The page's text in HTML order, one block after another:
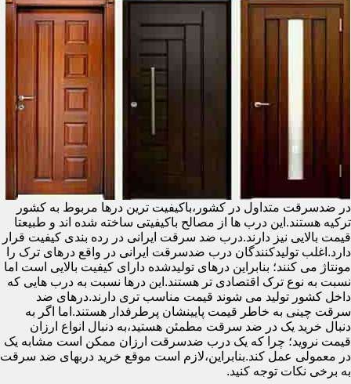
در ضدسرقت متداول در کشور،باکیفیت ترین درها مربوط به کشور
ترکیه هستند.این درب ها از مصالح باکیفیتی ساخته شده اند و طبیعتا
قیمت بالایی نیز دارند.درب ضد سرقت ایرانی در رده بندی کیفیت قرار
دارد.اغلب تولیدکنندگان درب ضدسرقت ایرانی در واقع درهای ترک را
مونتاژ می کنند؛ بنابراین درهای تولیدشده دارای کیفیت بالایی است اما
نسبت به نوع ترک اقتصادی تر هستند.این درها نسبت به درب هایی که
داخل کشور تولید می شوند قیمت مناسب تری دارند.درهای ضد
سرقت چینی به خاطر قیمت پایینشان پرطرفدار هستند.اما اگر به
دنبال خرید یک در ضد سرقت مطمئن هستید،به دنبال انواع ارزان
قیمت نروید؛ چرا که یک درب ضدسرقت ارزان ممکن است مشابه یک
در معمولی عمل کند.بنابراین،لازم است موقع خرید دربهای ضد سرقت
به برخی نکات توجه کنید.